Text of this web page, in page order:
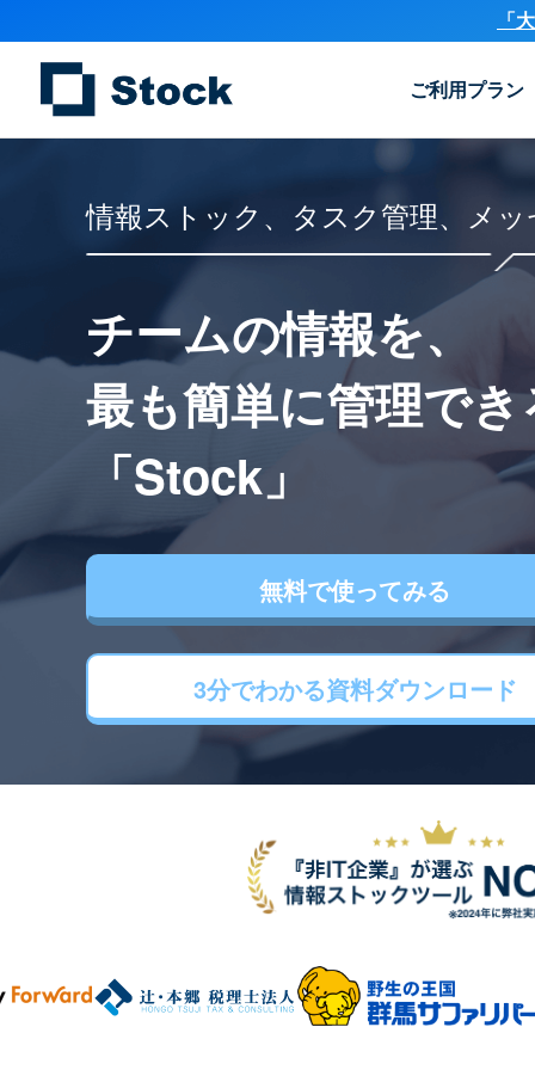
「
ご利用プラン
情報ストック、タスク管理、メ
チームの情報を、
最も簡単に管理で
「Stock」
無料で使ってみる
3分でわかる資料ダウンロード